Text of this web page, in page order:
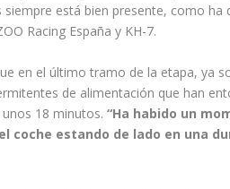
está bien presente, como
Racing España y KH-7.
en el último tramo de la etapa, ya
de alimentación que han
unos 18 minutos.“Ha habido un
coche estando de lado en una